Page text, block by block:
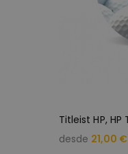
desde 21,00 €